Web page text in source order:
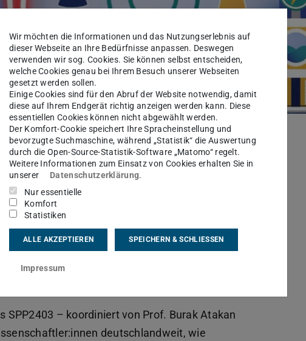
mitarbeitet, wurde ein neues
YouTube-
wenn die Sonne nicht scheint und der
zentral für die Energiewende – doch ihre
sind daher entscheidend für eine
Batterie.
SPP2403 – koordiniert von Prof. Burak Atakan
deutschlandweit, wie
Wir möchten die Informationen und das Nutzungserlebnis auf
dieser Webseite an Ihre Bedürfnisse anpassen. Deswegen
verwenden wir sog. Cookies. Sie können selbst entscheiden,
welche Cookies genau bei Ihrem Besuch unserer Webseiten
gesetzt werden sollen.
Einige Cookies sind für den Abruf der Website notwendig, damit
diese auf Ihrem Endgerät richtig anzeigen werden kann. Diese
essentiellen Cookies können nicht abgewählt werden.
Der Komfort-Cookie speichert Ihre Spracheinstellung und
bevorzugte Suchmaschine, während „Statistik“ die Auswertung
durch die Open-Source-Statistik-Software „Matomo“ regelt.
Weitere Informationen zum Einsatz von Cookies erhalten Sie in
unserer
Datenschutzerklärung.
Nur essentielle
Komfort
Statistiken
ALLE AKZEPTIEREN SPEICHERN & SCHLIESSEN
Impressum